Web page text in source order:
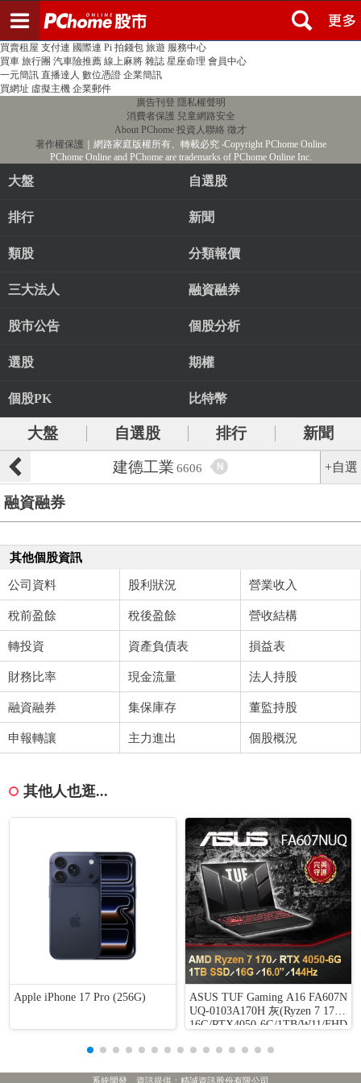
PChome首頁 線上購物 24h購物 書店
買賣租屋 支付連 國際連 Pi 拍錢包 旅遊 服務中心
買車 旅行團 汽車險推薦 線上麻將 雜誌 星座命理 會員中心
一元簡訊 直播達人 數位憑證 企業簡訊
買網址 虛擬主機 企業郵件
廣告刊登 隱私權聲明
消費者保護 兒童網路安全
About PChome 投資人聯絡 徵才
著作權保護 ｜網路家庭版權所有、轉載必究‧Copyright PChome Online
PChome Online and PChome are trademarks of PChome Online Inc.
大盤 自選股
排行 新聞
類股 分類報價
三大法人 融資融券
股市公告 個股分析
選股 期權
個股PK 比特幣
大盤 自選股 排行
新聞
建德工業 6606 N +自選
融資融券
其他個股資訊
公司資料 股利狀況 營業收入
稅前盈餘 稅後盈餘 營收結構
轉投資 資產負債表 損益表
財務比率 現金流量 法人持股
融資融券 集保庫存 董監持股
申報轉讓 主力進出 個股概況
其他人也逛...
Apple iPhone 17 Pro (256G)
ASUS TUF Gaming A16 FA607N
UQ-0103A170H 灰(Ryzen 7 170/
16G/RTX4050-6G/1TB/W11/FHD
系統開發、資訊提供：精誠資訊股份有限公司